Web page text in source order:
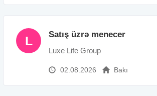
L Satış üzrə menecer
Luxe Life Group
02.08.2026 Bakı